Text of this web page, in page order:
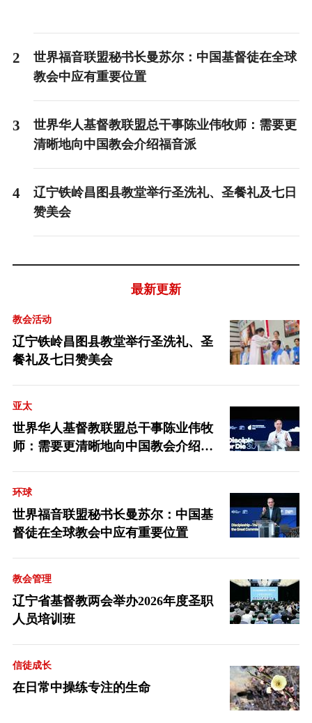
2
世界福音联盟秘书长曼苏尔：中国基督徒在全球
教会中应有重要位置
3
世界华人基督教联盟总干事陈业伟牧师：需要更
清晰地向中国教会介绍福音派
4
辽宁铁岭昌图县教堂举行圣洗礼、圣餐礼及七日
赞美会
最新更新
教会活动
辽宁铁岭昌图县教堂举行圣洗礼、圣
餐礼及七日赞美会
亚太
世界华人基督教联盟总干事陈业伟牧
师：需要更清晰地向中国教会介绍福
环球
世界福音联盟秘书长曼苏尔：中国基
督徒在全球教会中应有重要位置
教会管理
辽宁省基督教两会举办2026年度圣职
人员培训班
信徒成长
在日常中操练专注的生命